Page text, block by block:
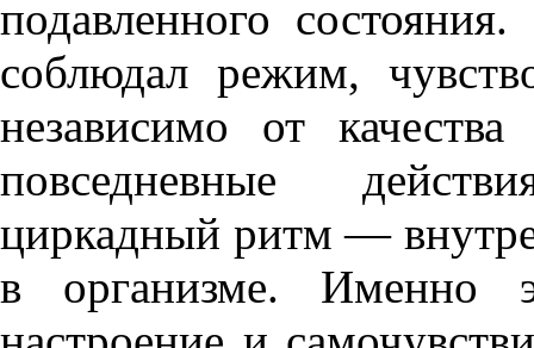
подавленного
соблюдал режим,
независимо от
повседневные
циркадный ритм —
в организме. Именно